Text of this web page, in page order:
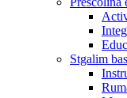
Stgalim